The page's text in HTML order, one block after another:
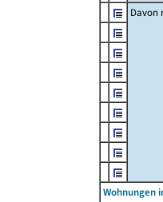
Davon
Wohnungen